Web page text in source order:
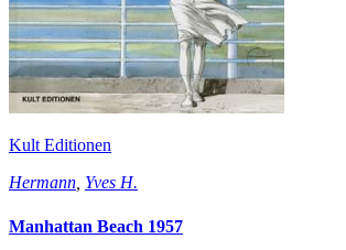
Kult Editionen
Hermann, Yves H.
Manhattan Beach 1957